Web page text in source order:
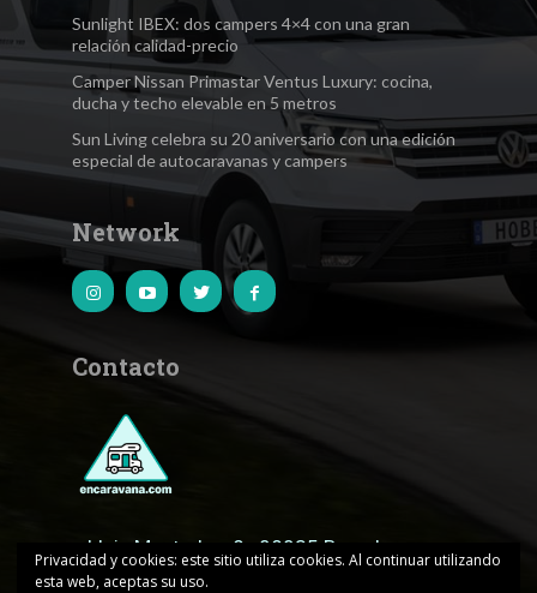
Sunlight IBEX: dos campers 4×4 con una gran
relación calidad-precio
Camper Nissan Primastar Ventus Luxury: cocina,
ducha y techo elevable en 5 metros
Sun Living celebra su 20 aniversario con una edición
especial de autocaravanas y campers
Network
Contacto
c.Lluis Muntadas, 8 · 08035 Barcelona
Privacidad y cookies: este sitio utiliza cookies. Al continuar utilizando
esta web, aceptas su uso.